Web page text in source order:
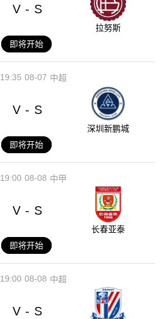
V - S
拉努斯
即将开始
08-07
19:35 中超
V - S
深圳新鹏城
即将开始
08-08
19:00 中甲
V - S
长春亚泰
即将开始
08-08
19:00 中超
V - S